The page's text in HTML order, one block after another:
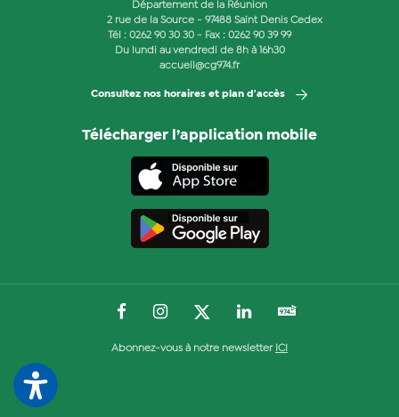
Département de la Réunion
2 rue de la Source - 97488 Saint Denis Cedex
Tél : 0262 90 30 30 - Fax : 0262 90 39 99
Du lundi au vendredi de 8h à 16h30
accueil@cg974.fr
Consultez nos horaires et plan d'accès
Télécharger l’application mobile
Abonnez-vous à notre newsletter ICI